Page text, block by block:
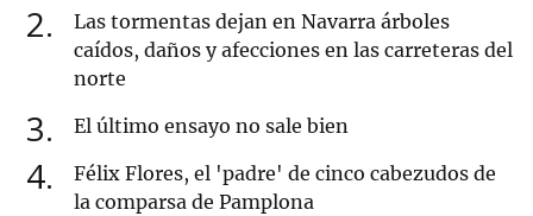
2
Las tormentas dejan en Navarra árboles
caídos, daños y afecciones en las carreteras del
norte
3 El último ensayo no sale bien
4
Félix Flores, el 'padre' de cinco cabezudos de
la comparsa de Pamplona